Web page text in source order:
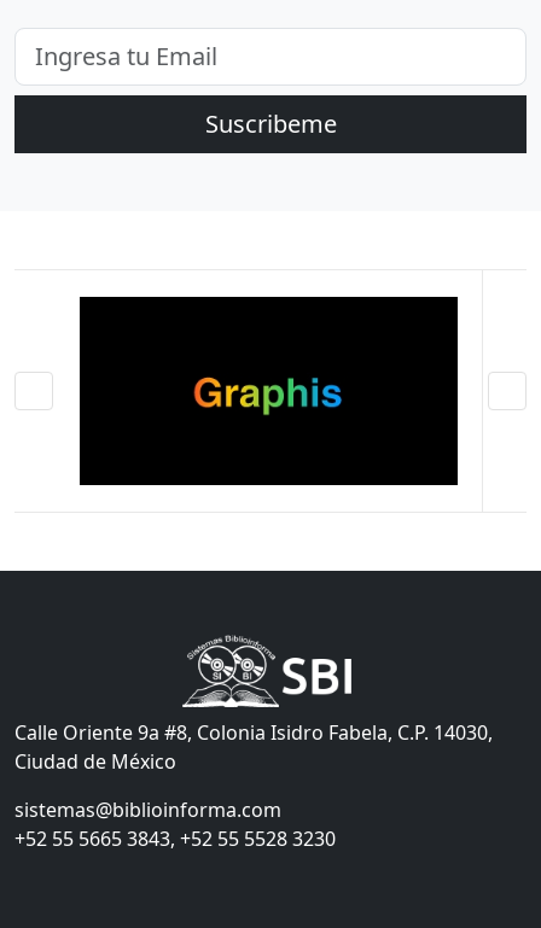
Suscribeme
Calle Oriente 9a #8, Colonia Isidro Fabela, C.P. 14030,
Ciudad de México
sistemas@biblioinforma.com
+52 55 5665 3843, +52 55 5528 3230